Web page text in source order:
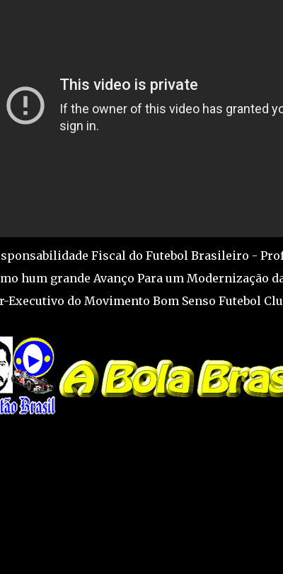
Fiscal do Futebol Brasileiro -
hum grande Avanço Para um Modernização
Executivo do Movimento Bom Senso Futebol